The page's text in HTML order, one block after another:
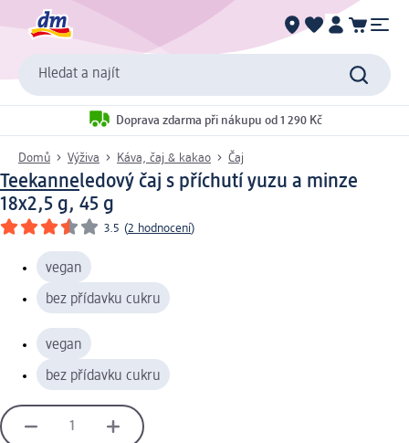
Hledat a najít
Doprava zdarma při nákupu od 1 290 Kč
Domů Výživa Káva, čaj & kakao Čaj
Teekanneledový čaj s příchutí yuzu a minze
18x2,5 g, 45 g
3.5 (2 hodnocení)
vegan
bez přídavku cukru
vegan
bez přídavku cukru